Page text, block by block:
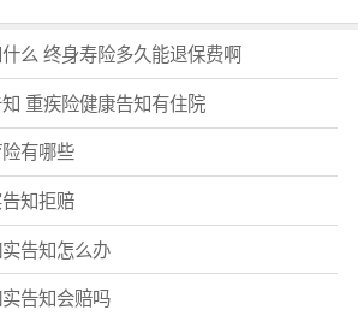
么 终身寿险多久能退保费啊
重疾险健康告知有住院
有哪些
知拒赔
告知怎么办
告知会赔吗